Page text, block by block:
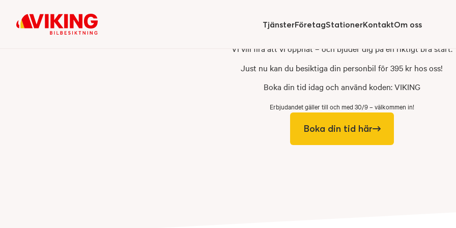
Hidesubmenu for
TjänsterFöretagStationerKontaktOm oss
Öppningserbjudande för
Vi vill fira att vi öppnat – och bjuder dig på en riktigt bra start.
Just nu kan du besiktiga din personbil för 395 kr hos oss!
Boka din tid idag och använd koden: VIKING
Erbjudandet gäller till och med 30/9 – välkommen in!
Boka din tid här